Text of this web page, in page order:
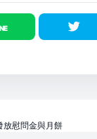
放慰問金與月餅